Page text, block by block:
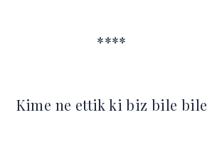
****
Kime ne ettik ki biz bile bile